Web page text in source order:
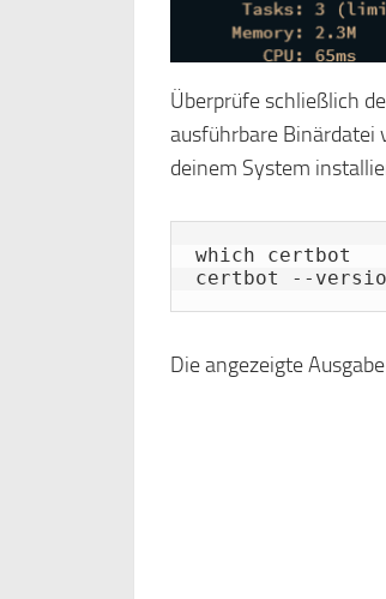
Überprüfe schließlich
ausführbare Binärdatei
deinem System
which certbot
certbot --
Die angezeigte